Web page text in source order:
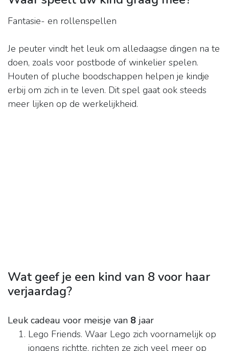
Fantasie- en rollenspellen
Je peuter vindt het leuk om alledaagse dingen na te
doen, zoals voor postbode of winkelier spelen.
Houten of pluche boodschappen helpen je kindje
erbij om zich in te leven. Dit spel gaat ook steeds
meer lijken op de werkelijkheid.
Wat geef je een kind van 8 voor haar
verjaardag?
Leuk cadeau voor meisje van 8 jaar
Lego Friends. Waar Lego zich voornamelijk op
jongens richtte, richten ze zich veel meer op